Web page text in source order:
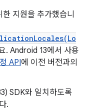
지원을 추가했습니
. Android 13에서 사용
API에 이전 버전과의
SDK와 일치하도록
.